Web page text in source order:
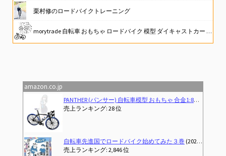
栗村修のロードバイクトレーニング
morytrade 自転車 おもちゃ ロードバイク 模型 ダイキャストカー ロードレーサー 組み立て式 (ブラック)
amazon.co.jp
ドバイク MTBマウンテンバイク 卓上置物 大きいサイズ (Road bike)
イク始めてみた３巻
(2025-11-11T00:00:00-00:00)
J-TANXJ 自転車 ロードバイク 700C 6段変速 26インチ 軽量 高炭素鋼フレーム クロスバイク ディスクブレーキ 泥除け完備 男女兼用 通勤 通
売上ランキング: 4 位
MORYTRADE 自転車 おもちゃ MTB マウンテンバイク 模型 ダイキャス
売上ランキング: 1 位
Previous Next